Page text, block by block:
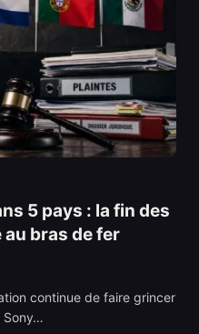
5 pays : la fin des
bras de fer
continue de faire grincer
Sony…